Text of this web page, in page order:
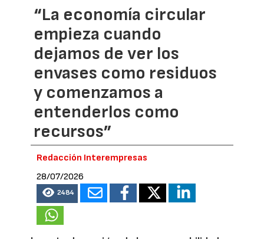
“La economía circular
empieza cuando
dejamos de ver los
envases como residuos
y comenzamos a
entenderlos como
recursos”
Redacción Interempresas
28/07/2026
2484